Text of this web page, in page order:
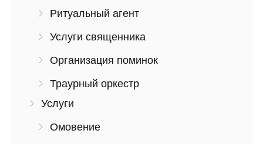
Ритуальный агент
Услуги священника
Организация поминок
Траурный оркестр
Услуги
Омовение